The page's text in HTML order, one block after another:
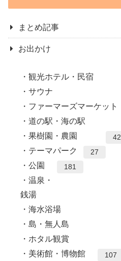
まとめ記事
お出かけ
観光ホテル・民宿
サウナ
ファーマーズマーケット
道の駅・海の駅
果樹園・農園 42
テーマパーク 27
公園 181
温泉・
銭湯
海水浴場
島・無人島
ホタル観賞
美術館・博物館 107